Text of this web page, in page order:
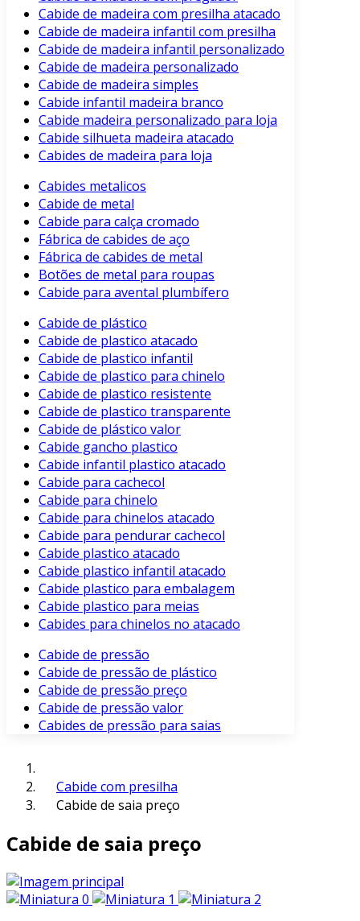
Cabide de madeira com presilha atacado
Cabide de madeira infantil com presilha
Cabide de madeira infantil personalizado
Cabide de madeira personalizado
Cabide de madeira simples
Cabide infantil madeira branco
Cabide madeira personalizado para loja
Cabide silhueta madeira atacado
Cabides de madeira para loja
Cabides metalicos
Cabide de metal
Cabide para calça cromado
Fábrica de cabides de aço
Fábrica de cabides de metal
Botões de metal para roupas
Cabide para avental plumbífero
Cabide de plástico
Cabide de plastico atacado
Cabide de plastico infantil
Cabide de plastico para chinelo
Cabide de plastico resistente
Cabide de plastico transparente
Cabide de plástico valor
Cabide gancho plastico
Cabide infantil plastico atacado
Cabide para cachecol
Cabide para chinelo
Cabide para chinelos atacado
Cabide para pendurar cachecol
Cabide plastico atacado
Cabide plastico infantil atacado
Cabide plastico para embalagem
Cabide plastico para meias
Cabides para chinelos no atacado
Cabide de pressão
Cabide de pressão de plástico
Cabide de pressão preço
Cabide de pressão valor
Cabides de pressão para saias
Cabide com presilha
Cabide de saia preço
Cabide de saia preço